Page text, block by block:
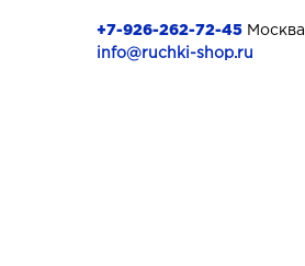
+7-926-262-72-45Москва
info@ruchki-shop.ru